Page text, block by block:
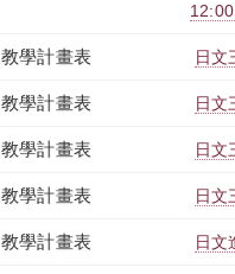
教學計畫表 日文
教學計畫表 日文
教學計畫表 日文
教學計畫表 日文
教學計畫表 日文